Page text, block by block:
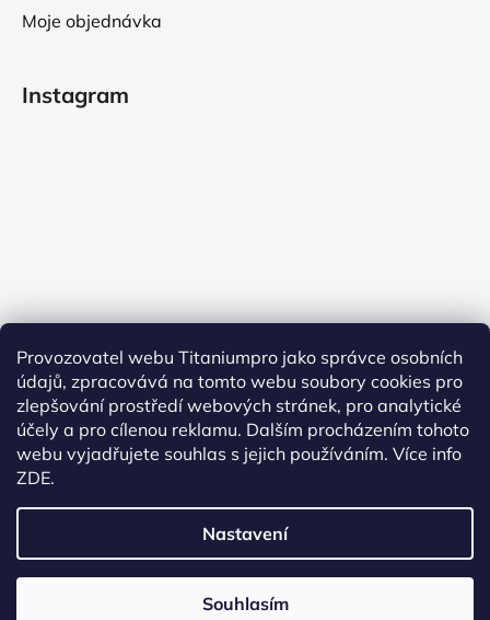
Provozovatel webu Titaniumpro jako správce osobních
údajů, zpracovává na tomto webu soubory cookies pro
zlepšování prostředí webových stránek, pro analytické
účely a pro cílenou reklamu. Dalším procházením tohoto
webu vyjadřujete souhlas s jejich používáním. Více info
ZDE.
Nastavení
Souhlasím
Moje objednávka
Instagram
Sledovat na Instagramu
Facebook
Vytvořil Shoptet
TitaniumPro